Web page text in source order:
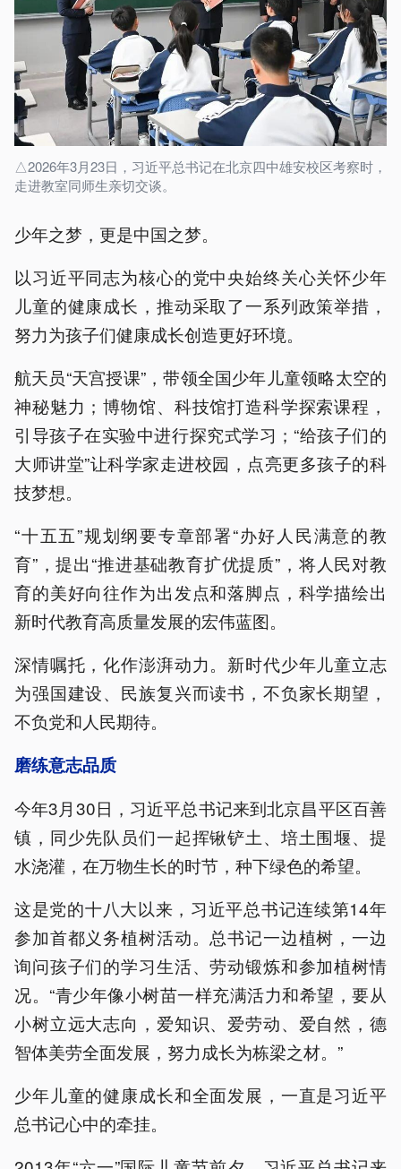
△2026年3月23日，习近平总书记在北京四中雄安校区考察时，
走进教室同师生亲切交谈。
少年之梦，更是中国之梦。
以习近平同志为核心的党中央始终关心关怀少年
儿童的健康成长，推动采取了一系列政策举措，
努力为孩子们健康成长创造更好环境。
航天员“天宫授课”，带领全国少年儿童领略太空的
神秘魅力；博物馆、科技馆打造科学探索课程，
引导孩子在实验中进行探究式学习；“给孩子们的
大师讲堂”让科学家走进校园，点亮更多孩子的科
技梦想。
“十五五”规划纲要专章部署“办好人民满意的教
育”，提出“推进基础教育扩优提质”，将人民对教
育的美好向往作为出发点和落脚点，科学描绘出
新时代教育高质量发展的宏伟蓝图。
深情嘱托，化作澎湃动力。新时代少年儿童立志
为强国建设、民族复兴而读书，不负家长期望，
不负党和人民期待。
磨练意志品质
今年3月30日，习近平总书记来到北京昌平区百善
镇，同少先队员们一起挥锹铲土、培土围堰、提
水浇灌，在万物生长的时节，种下绿色的希望。
这是党的十八大以来，习近平总书记连续第14年
参加首都义务植树活动。总书记一边植树，一边
询问孩子们的学习生活、劳动锻炼和参加植树情
况。“青少年像小树苗一样充满活力和希望，要从
小树立远大志向，爱知识、爱劳动、爱自然，德
智体美劳全面发展，努力成长为栋梁之材。”
少年儿童的健康成长和全面发展，一直是习近平
总书记心中的牵挂。